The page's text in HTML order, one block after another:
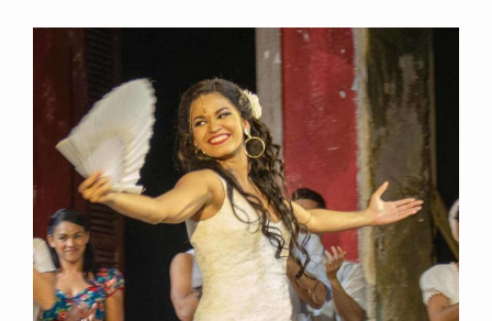
in
Orange
#03
–
Endless
Summer
Edition